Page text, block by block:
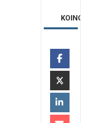
ΚΟΙΝΟΠΟΙΗΣΗ